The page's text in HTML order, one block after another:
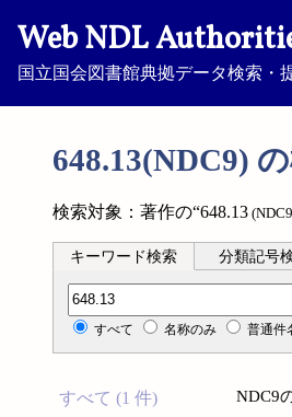
Web NDL
国立国会図書館典拠データ検索・
648.13(NDC9)
検索対象：著作の“648.13
キーワード検索 分類記号
分類記号検索
すべて 名称のみ 普通件
すべて (1 件)
NDC9